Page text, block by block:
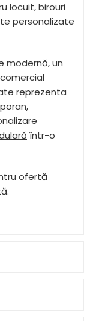
locuit,birouri
personalizate
modernă, un
reprezenta
într-o
ofertă